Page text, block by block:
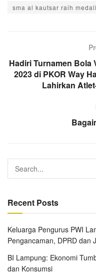
sma al kautsar raih
Hadiri Turnamen Bola
2023 di PKOR Way
Lahirkan
Recent Posts
Keluarga Pengurus PWI
Pengancaman, DPRD dan
BI Lampung: Ekonomi
dan Konsumsi